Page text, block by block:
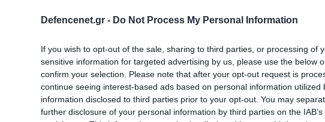
Defencenet.gr - Do Not Process My Personal Information
If you wish to opt-out of the sale, sharing to third parties, or processing of
sensitive information for targeted advertising by us, please use the below
confirm your selection. Please note that after your opt-out request is
continue seeing interest-based ads based on personal information utilized
information disclosed to third parties prior to your opt-out. You may
further disclosure of your personal information by third parties on the
περιστατικό προκάλεσε μικρή πυρκαγιά που έσβησε
UKMTO WARNING 056-26
Click here to read the full
warning⤵️https://t.co/0ThS8IAqmj#MaritimeSecurity
#MarSec pic.twitter.com/1vCkno9nu6